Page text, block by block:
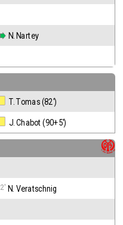
N. Nartey
T. Tomas (82')
J. Chabot (90+5')
N. Veratschnig